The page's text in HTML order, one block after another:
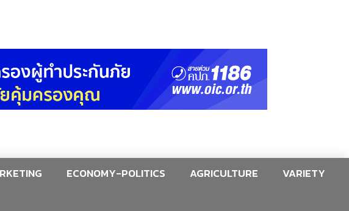
ECONOMY-POLITICS AGRICULTURE
VARIETY